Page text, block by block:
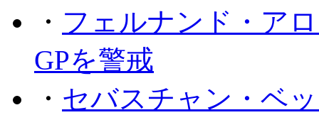
・ フェルナンド・ア
GPを警戒
・ セバスチャン・ベ